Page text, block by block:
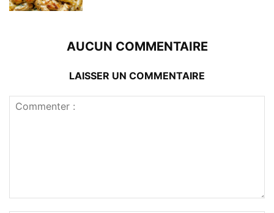
AUCUN COMMENTAIRE
LAISSER UN COMMENTAIRE